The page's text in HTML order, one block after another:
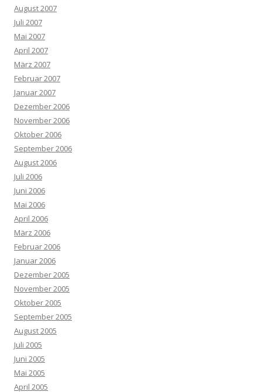
August 2007
Juli 2007
Mai 2007
April 2007
März 2007
Februar 2007
Januar 2007
Dezember 2006
November 2006
Oktober 2006
September 2006
August 2006
Juli 2006
Juni 2006
Mai 2006
April 2006
März 2006
Februar 2006
Januar 2006
Dezember 2005
November 2005
Oktober 2005
September 2005
August 2005
Juli 2005
Juni 2005
Mai 2005
April 2005